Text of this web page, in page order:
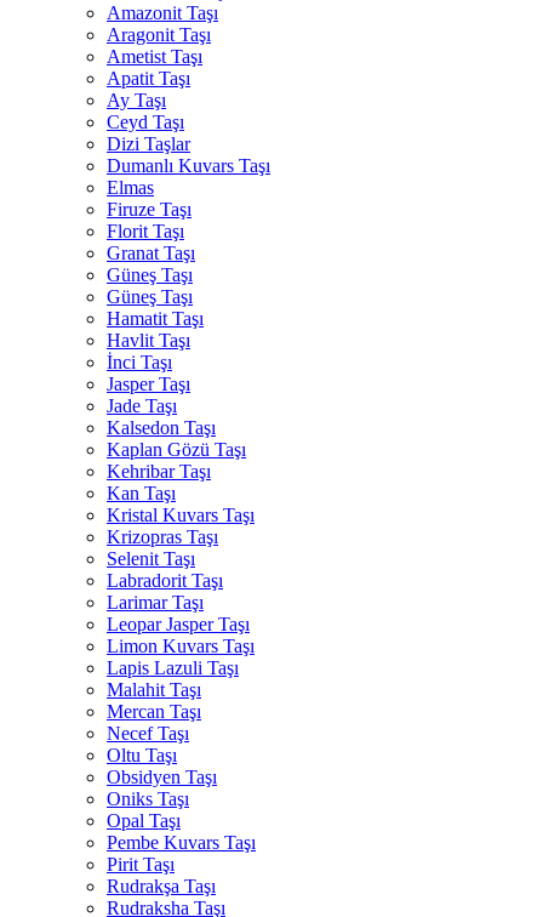
Amazonit Taşı
Aragonit Taşı
Ametist Taşı
Apatit Taşı
Ay Taşı
Ceyd Taşı
Dizi Taşlar
Dumanlı Kuvars Taşı
Elmas
Firuze Taşı
Florit Taşı
Granat Taşı
Güneş Taşı
Güneş Taşı
Hamatit Taşı
Havlit Taşı
İnci Taşı
Jasper Taşı
Jade Taşı
Kalsedon Taşı
Kaplan Gözü Taşı
Kehribar Taşı
Kan Taşı
Kristal Kuvars Taşı
Krizopras Taşı
Selenit Taşı
Labradorit Taşı
Larimar Taşı
Leopar Jasper Taşı
Limon Kuvars Taşı
Lapis Lazuli Taşı
Malahit Taşı
Mercan Taşı
Necef Taşı
Oltu Taşı
Obsidyen Taşı
Oniks Taşı
Opal Taşı
Pembe Kuvars Taşı
Pirit Taşı
Rudrakşa Taşı
Rudraksha Taşı